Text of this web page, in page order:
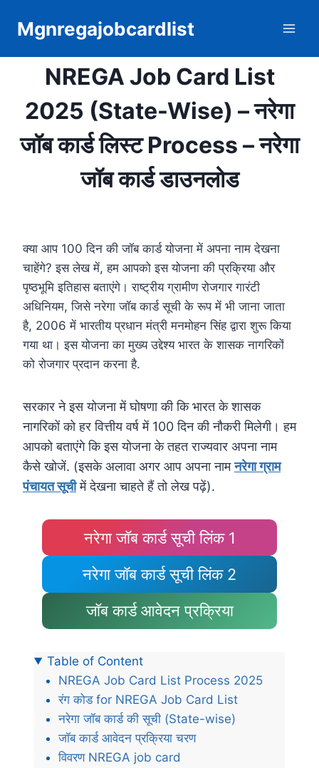
Mgnregajobcardlist
NREGA Job Card List
2025 (State-Wise) – नरेगा
जॉब कार्ड लिस्ट Process – नरेगा
जॉब कार्ड डाउनलोड
क्या आप 100 दिन की जॉब कार्ड योजना में अपना नाम देखना
चाहेंगे? इस लेख में, हम आपको इस योजना की प्रक्रिया और
पृष्ठभूमि इतिहास बताएंगे। राष्ट्रीय ग्रामीण रोजगार गारंटी
अधिनियम, जिसे नरेगा जॉब कार्ड सूची के रूप में भी जाना जाता
है, 2006 में भारतीय प्रधान मंत्री मनमोहन सिंह द्वारा शुरू किया
गया था। इस योजना का मुख्य उद्देश्य भारत के शासक नागरिकों
को रोजगार प्रदान करना है.
सरकार ने इस योजना में घोषणा की कि भारत के शासक
नागरिकों को हर वित्तीय वर्ष में 100 दिन की नौकरी मिलेगी। हम
आपको बताएंगे कि इस योजना के तहत राज्यवार अपना नाम
कैसे खोजें. (इसके अलावा अगर आप अपना नामनरेगा ग्राम
पंचायत सूचीमें देखना चाहते हैं तो लेख पढ़ें).
नरेगा जॉब कार्ड सूची लिंक 1
नरेगा जॉब कार्ड सूची लिंक 2
जॉब कार्ड आवेदन प्रक्रिया
Table of Content
NREGA Job Card List Process 2025
रंग कोड for NREGA Job Card List
नरेगा जॉब कार्ड की सूची (State-wise)
जॉब कार्ड आवेदन प्रक्रिया चरण
विवरण NREGA job card